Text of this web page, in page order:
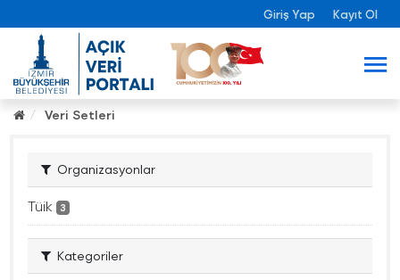
Giriş Yap Kayıt Ol
Veri Setleri
Organizasyonlar
Tüik 3
Kategoriler